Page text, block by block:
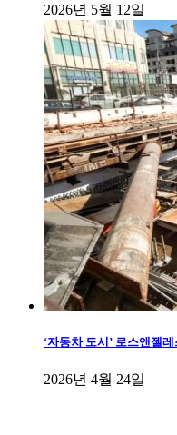
2026년 5월 12일
‘자동차 도시’ 로스앤젤
2026년 4월 24일